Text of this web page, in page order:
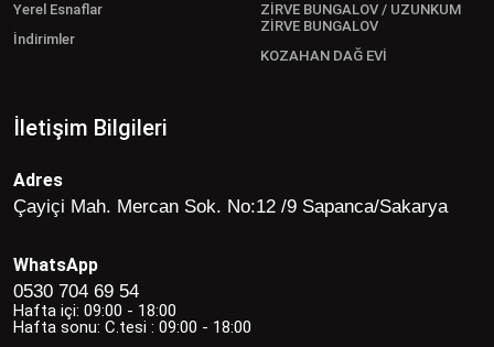
Yerel Esnaflar
İndirimler
ZİRVE BUNGALOV / UZUNKUM
ZİRVE BUNGALOV
KOZAHAN DAĞ EVİ
İletişim Bilgileri
Adres
Çayiçi Mah. Mercan Sok. No:12 /9 Sapanca/Sakarya
WhatsApp
0530 704 69 54
Hafta içi: 09:00 - 18:00
Hafta sonu: C.tesi : 09:00 - 18:00